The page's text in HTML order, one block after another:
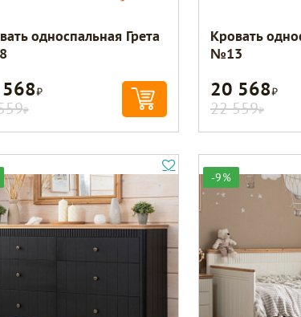
односпальная Грета
Р
Р
Кровать
№13
20 568Р
22 559Р
-9%